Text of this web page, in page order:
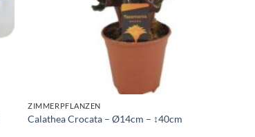
ZIMMERPFLANZEN
Calathea Crocata – Ø14cm – ↕40cm